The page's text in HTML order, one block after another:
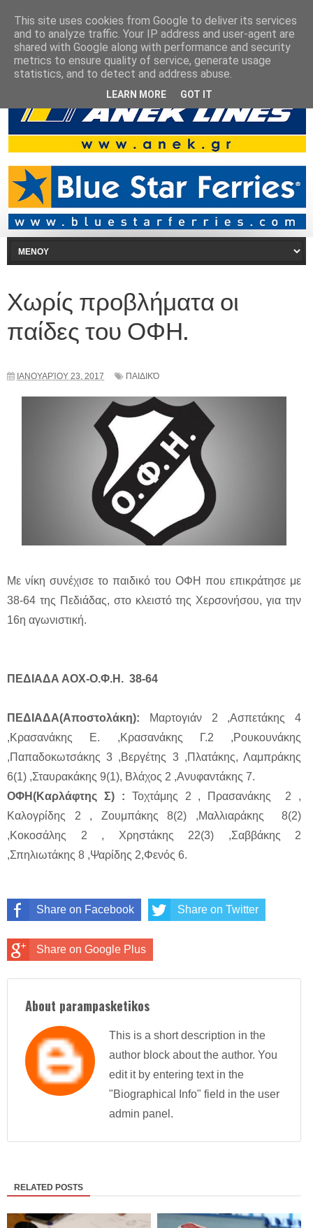
Χωρίς προβλήματα οι
παίδες του ΟΦΗ.
ΙΑΝΟΥΑΡΊΟΥ 23, 2017 ΠΑΙΔΙΚΌ
Με νίκη συνέχισε το παιδικό του ΟΦΗ που επικράτησε με
38-64 της Πεδιάδας, στο κλειστό της Χερσονήσου, για την
16η αγωνιστική.
ΠΕΔΙΑΔΑ ΑΟΧ-Ο.Φ.Η. 38-64
ΠΕΔΙΑΔΑ(Αποστολάκη): Μαρτογιάν 2 ,Ασπετάκης 4
,Κρασανάκης Ε. ,Κρασανάκης Γ.2 ,Ρουκουνάκης
,Παπαδοκωτσάκης 3 ,Βεργέτης 3 ,Πλατάκης, Λαμπράκης
6(1) ,Σταυρακάκης 9(1), Βλάχος 2 ,Ανυφαντάκης 7.
ΟΦΗ(Καρλάφτης Σ) : Τοχτάμης 2 , Πρασανάκης 2 ,
Καλογρίδης 2 , Ζουμπάκης 8(2) ,Μαλλιαράκης 8(2)
,Κοκοσάλης 2 , Χρηστάκης 22(3) ,Σαββάκης 2
,Σπηλιωτάκης 8 ,Ψαρίδης 2,Φενός 6.
Share on Facebook Share on Twitter
Share on Google Plus
About parampasketikos
This is a short description in the
author block about the author. You
edit it by entering text in the
"Biographical Info" field in the user
admin panel.
RELATED POSTS
This site uses cookies from Google to deliver its services
and to analyze traffic. Your IP address and user-agent are
shared with Google along with performance and security
metrics to ensure quality of service, generate usage
statistics, and to detect and address abuse.
LEARN MORE GOT IT